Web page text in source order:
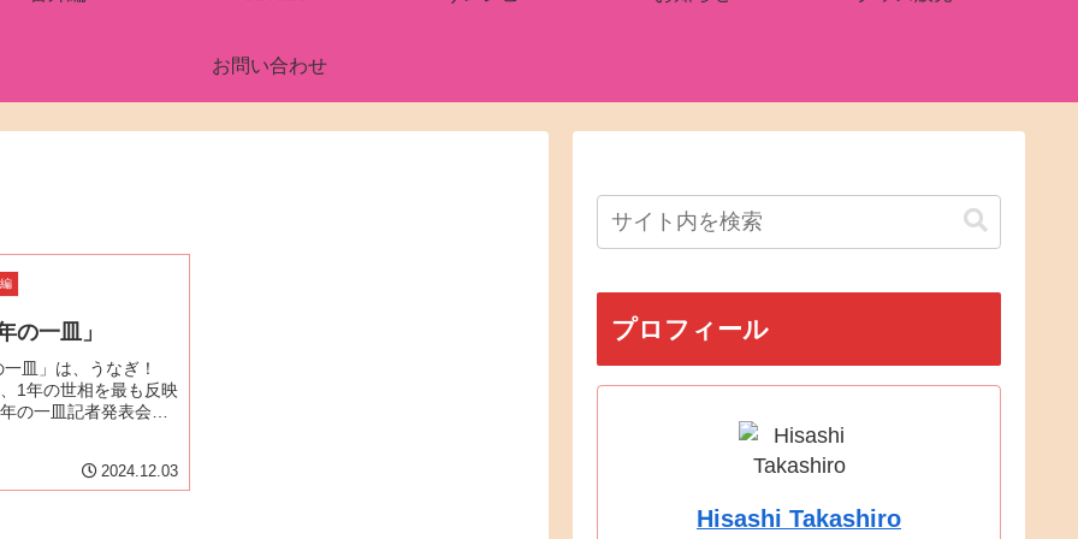
お問い合わせ
の一皿」
皿」は、うなぎ！
1年の世相を最も反映
の一皿記者発表会
るぐるなびが、日本
2024.12.03
プロフィール
Hisashi Takashiro